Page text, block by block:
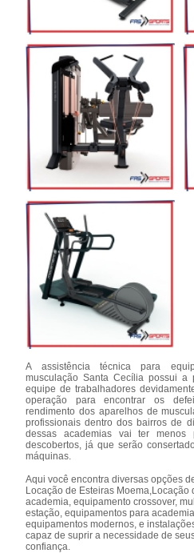
A assistência técnica para
musculação Santa Cecília possui
equipe de trabalhadores
operação para encontrar os
rendimento dos aparelhos de
profissionais dentro dos bairros de
dessas academias vai ter menos
descobertos, já que serão
máquinas.
Aqui você encontra diversas opções
Locação de Esteiras Moema,Locação
academia, equipamento crossover,
estação, equipamentos para
equipamentos modernos, e
capaz de suprir a necessidade de
confiança.